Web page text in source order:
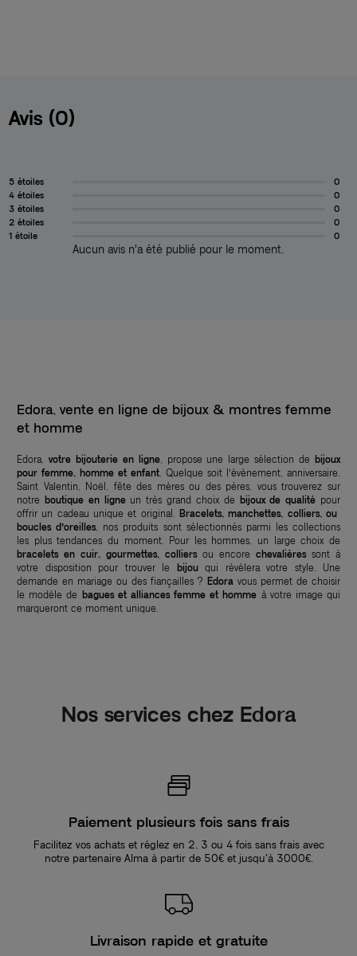
Avis (0)
5 étoiles
0
4 étoiles
0
3 étoiles
0
2 étoiles
0
1 étoile
0
Aucun avis n'a été publié pour le moment.
Edora, vente en ligne de bijoux & montres femme
et homme
Edora, votre bijouterie en ligne, propose une large sélection de bijoux
pour femme, homme et enfant. Quelque soit l’événement, anniversaire,
Saint Valentin, Noël, fête des mères ou des pères, vous trouverez sur
notre boutique en ligneun très grand choix de bijoux de qualité pour
offrir un cadeau unique et original. Bracelets, manchettes, colliers, ou
boucles d’oreilles, nos produits sont sélectionnés parmi les collections
les plus tendances du moment. Pour les hommes, un large choix de
bracelets en cuir, gourmettes, colliersou encore chevalièressont à
votre disposition pour trouver le
bijouqui révèlera votre style. Une
demande en mariage ou des fiançailles ? Edora vous permet de choisir
le modèle de bagues et alliances femme et homme à votre image qui
marqueront ce moment unique.
Nos services chez Edora
Paiement plusieurs fois sans frais
Facilitez vos achats et réglez en 2, 3 ou 4 fois sans frais avec
notre partenaire Alma à partir de 50€ et jusqu'à 3000€.
Livraison rapide et gratuite